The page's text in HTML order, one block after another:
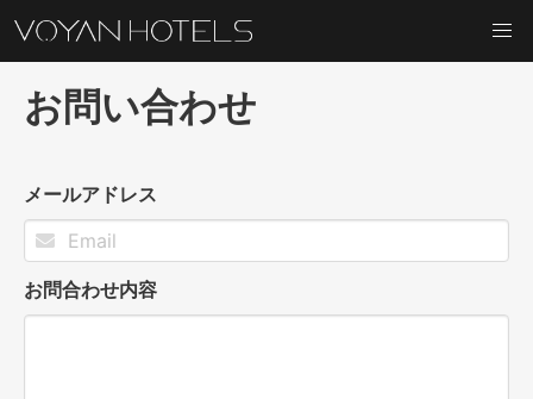
お問い合わせ
メールアドレス
お問合わせ内容